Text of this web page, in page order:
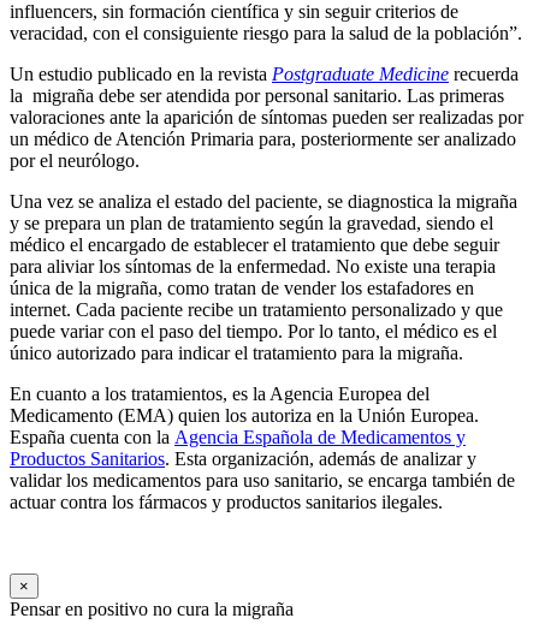
influencers, sin formación científica y sin seguir criterios de
veracidad, con el consiguiente riesgo para la salud de la población”.
Un estudio publicado en la revista Postgraduate Medicine recuerda
la migraña debe ser atendida por personal sanitario. Las primeras
valoraciones ante la aparición de síntomas pueden ser realizadas por
un médico de Atención Primaria para, posteriormente ser analizado
por el neurólogo.
Una vez se analiza el estado del paciente, se diagnostica la migraña
y se prepara un plan de tratamiento según la gravedad, siendo el
médico el encargado de establecer el tratamiento que debe seguir
para aliviar los síntomas de la enfermedad. No existe una terapia
única de la migraña, como tratan de vender los estafadores en
internet. Cada paciente recibe un tratamiento personalizado y que
puede variar con el paso del tiempo. Por lo tanto, el médico es el
único autorizado para indicar el tratamiento para la migraña.
En cuanto a los tratamientos, es la Agencia Europea del
Medicamento (EMA) quien los autoriza en la Unión Europea.
España cuenta con la Agencia Española de Medicamentos y
Productos Sanitarios. Esta organización, además de analizar y
validar los medicamentos para uso sanitario, se encarga también de
actuar contra los fármacos y productos sanitarios ilegales.
×
Pensar en positivo no cura la migraña